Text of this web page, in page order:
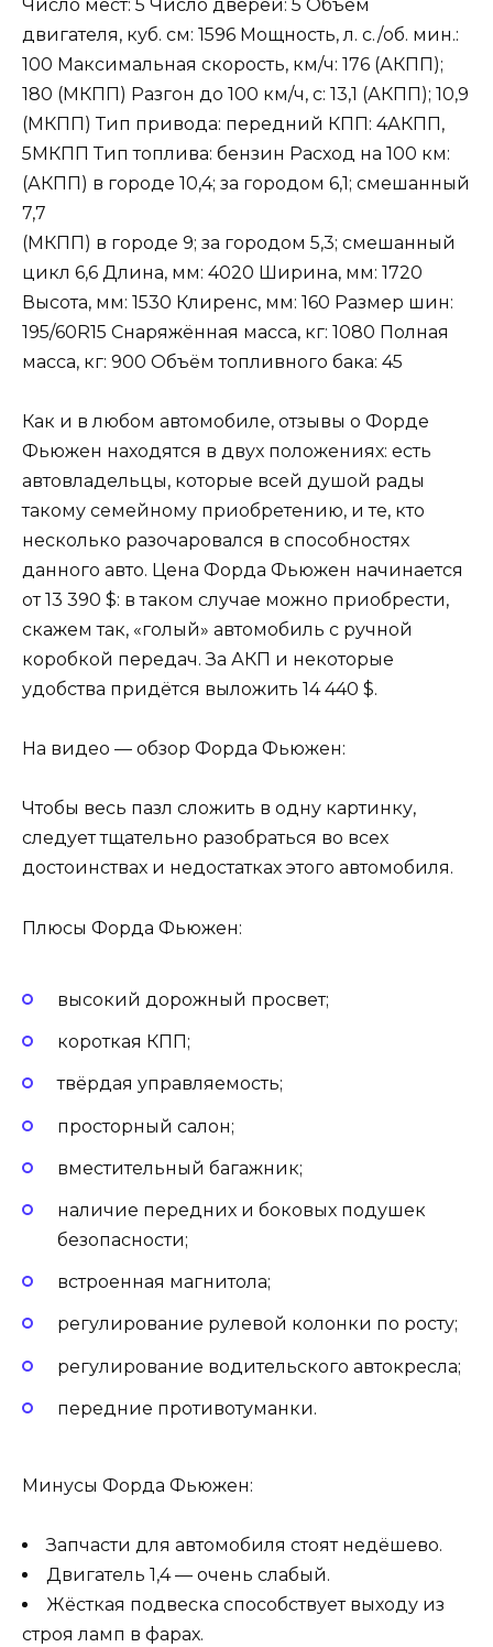
Число мест: 5 Число дверей: 5 Объём
двигателя, куб. см: 1596 Мощность, л. с./об. мин.:
100 Максимальная скорость, км/ч: 176 (АКПП);
180 (МКПП) Разгон до 100 км/ч, с: 13,1 (АКПП); 10,9
(МКПП) Тип привода: передний КПП: 4АКПП,
5МКПП Тип топлива: бензин Расход на 100 км:
(АКПП) в городе 10,4; за городом 6,1; смешанный
7,7
(МКПП) в городе 9; за городом 5,3; смешанный
цикл 6,6 Длина, мм: 4020 Ширина, мм: 1720
Высота, мм: 1530 Клиренс, мм: 160 Размер шин:
195/60R15 Снаряжённая масса, кг: 1080 Полная
масса, кг: 900 Объём топливного бака: 45
Как и в любом автомобиле, отзывы о Форде
Фьюжен находятся в двух положениях: есть
автовладельцы, которые всей душой рады
такому семейному приобретению, и те, кто
несколько разочаровался в способностях
данного авто. Цена Форда Фьюжен начинается
от 13 390 $: в таком случае можно приобрести,
скажем так, «голый» автомобиль с ручной
коробкой передач. За АКП и некоторые
удобства придётся выложить 14 440 $.
На видео — обзор Форда Фьюжен:
Чтобы весь пазл сложить в одну картинку,
следует тщательно разобраться во всех
достоинствах и недостатках этого автомобиля.
Плюсы Форда Фьюжен:
высокий дорожный просвет;
короткая КПП;
твёрдая управляемость;
просторный салон;
вместительный багажник;
наличие передних и боковых подушек
безопасности;
встроенная магнитола;
регулирование рулевой колонки по росту;
регулирование водительского автокресла;
передние противотуманки.
Минусы Форда Фьюжен:
Запчасти для автомобиля стоят недёшево.
Двигатель 1,4 — очень слабый.
Жёсткая подвеска способствует выходу из
строя ламп в фарах.